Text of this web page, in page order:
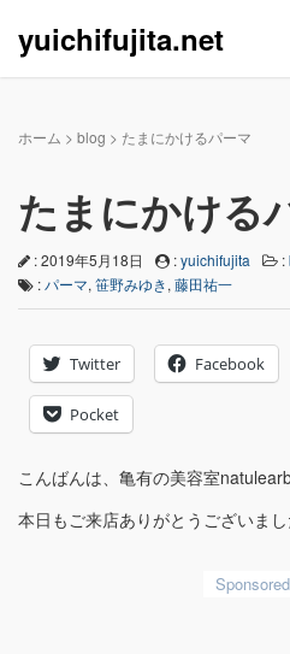
yuichifujita.net
ホーム > blog > たまにかけるパーマ
たまにかける
: 2019年5月18日 :yuichifujita :
:パーマ, 笹野みゆき, 藤田祐一
Twitter Facebook
Pocket
こんばんは、亀有の美容室
本日もご来店ありがとうございまし